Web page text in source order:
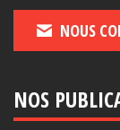
NOUS
NOS